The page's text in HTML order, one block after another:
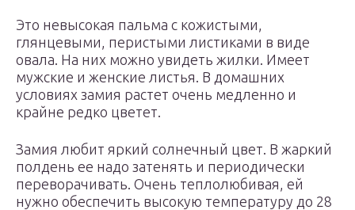
Это невысокая пальма с кожистыми,
глянцевыми, перистыми листиками в виде
овала. На них можно увидеть жилки. Имеет
мужские и женские листья. В домашних
условиях замия растет очень медленно и
крайне редко цветет.
Замия любит яркий солнечный цвет. В жаркий
полдень ее надо затенять и периодически
переворачивать. Очень теплолюбивая, ей
нужно обеспечить высокую температуру до 28